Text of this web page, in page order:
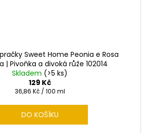
Sweet Home Peonia e Rosa
| Pivoňka a divoká růže 102014
Skladem (>5 ks)
129 Kč
Měrná
36,86 Kč / 100 ml
DO KOŠÍKU